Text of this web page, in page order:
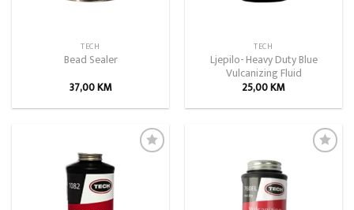
TECH
Bead Sealer
37,00KM
TECH
Ljepilo- Heavy Duty Blue
Vulcanizing Fluid
25,00KM